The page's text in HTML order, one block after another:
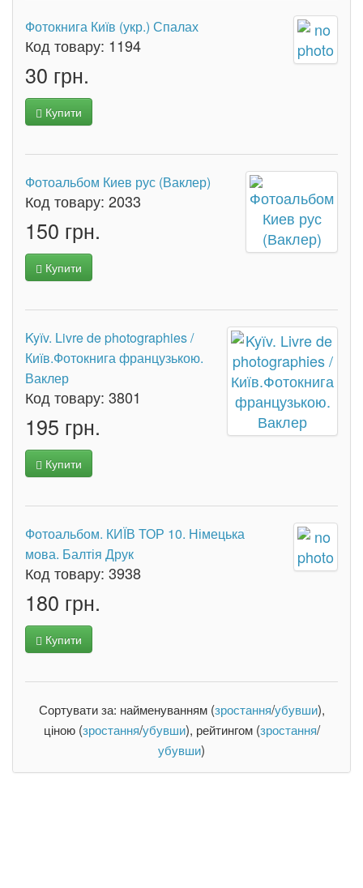
Фотокнига Київ (укр.) Спалах
Код товару: 1194
30 грн.
Купити
Фотоальбом Киев рус (Ваклер)
Код товару: 2033
150 грн.
Купити
Kyїv. Livre de photographies /
Київ.Фотокнига французькою.
Ваклер
Код товару: 3801
195 грн.
Купити
Фотоальбом. КИЇВ ТОР 10. Німецька
мова. Балтія Друк
Код товару: 3938
180 грн.
Купити
Сортувати за: найменуванням (зростання/убувши),
ціною (зростання/убувши), рейтингом (зростання/
убувши)